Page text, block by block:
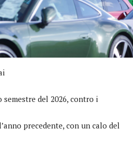
semestre del 2026, contro i
precedente, con un calo del